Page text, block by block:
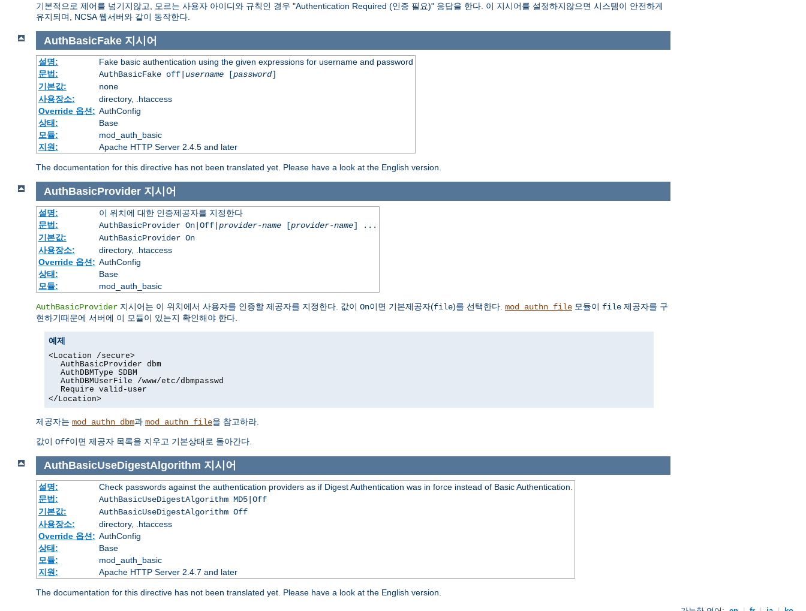
기본적으로 제어를 넘기지않고, 모르는 사용자 아이디와 규칙인 경우 "Authentication Required (인증 필요)" 응답을 한다. 이 지시어를 설정하지않으면 시스템이 안전하게
유지되며, NCSA 웹서버와 같이 동작한다.
AuthBasicFake 지시어
설명:
Fake basic authentication using the given expressions for username and password
문법:
AuthBasicFake off| username[password]
기본값:
none
사용장소:
directory, .htaccess
Override 옵션: AuthConfig
상태:
Base
모듈:
mod_auth_basic
지원:
Apache HTTP Server 2.4.5 and later
The documentation for this directive has not been translated yet. Please have a look at the English version.
AuthBasicProvider 지시어
설명:
이 위치에 대한 인증제공자를 지정한다
문법:
AuthBasicProvider On|Off| provider-name[provider-name] ...
기본값:
AuthBasicProvider On
사용장소:
directory, .htaccess
Override 옵션: AuthConfig
상태:
Base
모듈:
mod_auth_basic
AuthBasicProvider 지시어는 이 위치에서 사용자를 인증할 제공자를 지정한다. 값이 On이면 기본제공자(file)를 선택한다. mod_authn_file 모듈이 file 제공자를 구
현하기때문에 서버에 이 모듈이 있는지 확인해야 한다.
예제
<Location /secure>
AuthBasicProvider dbm
AuthDBMType SDBM
AuthDBMUserFile /www/etc/dbmpasswd
Require valid-user
</Location>
제공자는 mod_authn_dbm과 mod_authn_file을 참고하라.
값이 Off이면 제공자 목록을 지우고 기본상태로 돌아간다.
AuthBasicUseDigestAlgorithm 지시어
설명:
Check passwords against the authentication providers as if Digest Authentication was in force instead of Basic Authentication.
문법:
AuthBasicUseDigestAlgorithm MD5|Off
기본값:
AuthBasicUseDigestAlgorithm Off
사용장소:
directory, .htaccess
Override 옵션: AuthConfig
상태:
Base
모듈:
mod_auth_basic
지원:
Apache HTTP Server 2.4.7 and later
The documentation for this directive has not been translated yet. Please have a look at the English version.